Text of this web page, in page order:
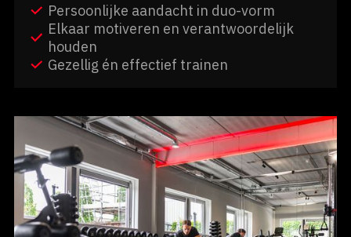
Persoonlijke aandacht in duo-vorm
Elkaar motiveren en verantwoordelijk
houden
Gezellig én effectief trainen